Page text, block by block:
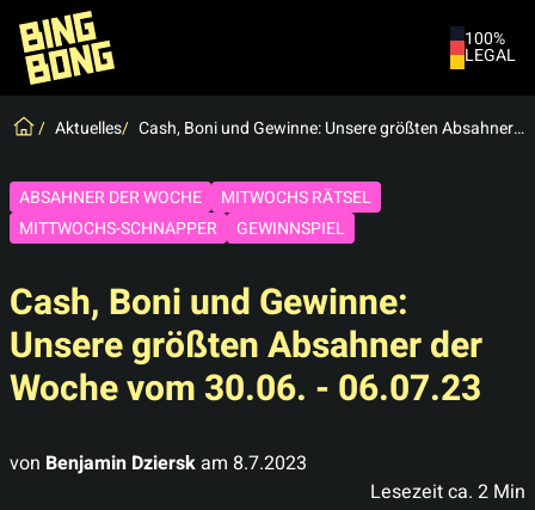
100%
LEGAL
Spiele
Neuigkeiten
Live-Chat
Aktuelles Cash, Boni und Gewinne: Unsere größten Absahner der Woche vom 30.06. - 06.07.23
ABSAHNER DER WOCHE
MITWOCHS RÄTSEL
MITTWOCHS-SCHNAPPER
GEWINNSPIEL
Cash, Boni und Gewinne:
Unsere größten Absahner der
Woche vom 30.06. - 06.07.23
von Benjamin Dzierskam 8.7.2023
Lesezeit ca. 2 Min